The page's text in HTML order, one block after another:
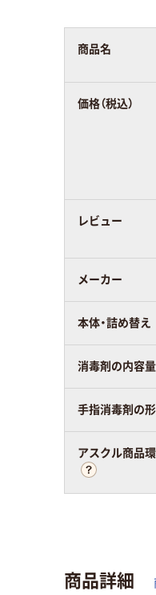
商品名
価格（税込）
レビュー
メーカー
本体・詰め替え
消毒剤の内容量
手指消毒剤の
アスクル商品
商品詳細